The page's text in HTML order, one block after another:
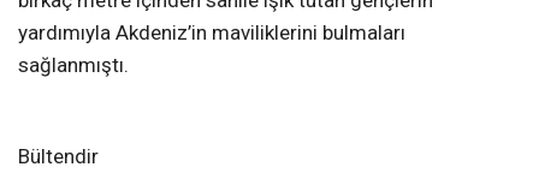
yardımıyla Akdeniz’in maviliklerini bulmaları
sağlanmıştı.
Bültendir